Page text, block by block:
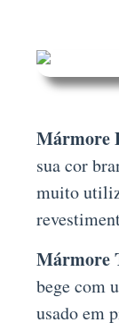
Mármore
sua cor
muito
Mármore
bege com
usado em